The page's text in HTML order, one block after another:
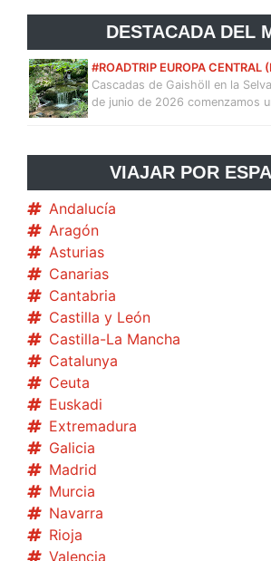
DESTACADA DEL
#ROADTRIP EUROPA CENTRAL
Cascadas de Gaishöll en la
de junio de 2026 comenzamos
VIAJAR POR
Andalucía
Aragón
Asturias
Canarias
Cantabria
Castilla y León
Castilla-La Mancha
Catalunya
Ceuta
Euskadi
Extremadura
Galicia
Madrid
Murcia
Navarra
Rioja
Valencia